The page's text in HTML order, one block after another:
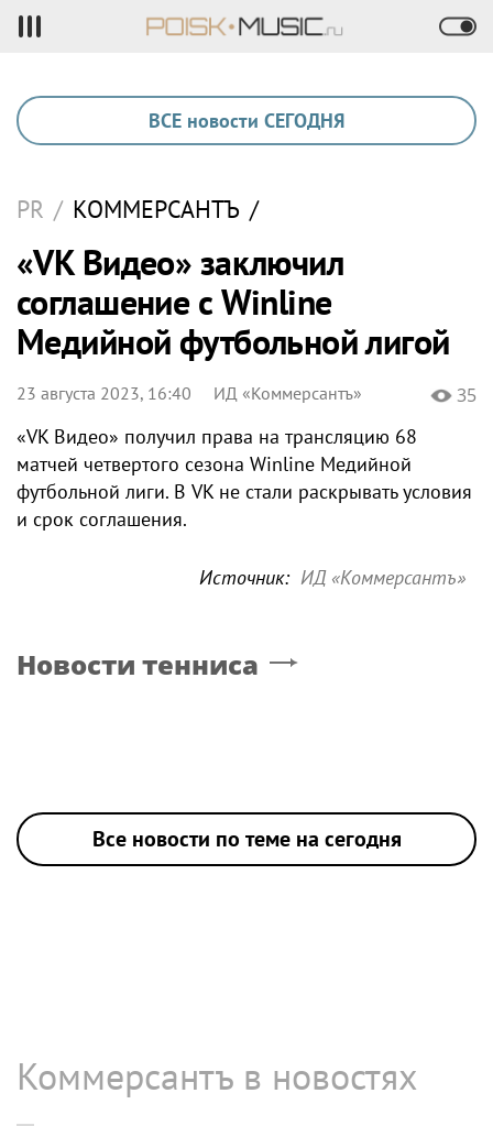
ВСЕ новости СЕГОДНЯ
PR / КОММЕРСАНТЪ /
«VK Видео» заключил
соглашение с Winline
Медийной футбольной лигой
23 августа 2023, 16:40 ИД «Коммерсантъ» 35
«VK Видео» получил права на трансляцию 68
матчей четвертого сезона Winline Медийной
футбольной лиги. В VK не стали раскрывать условия
и срок соглашения.
Источник: ИД «Коммерсантъ»
Новости тенниса
Все новости по теме на сегодня